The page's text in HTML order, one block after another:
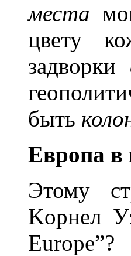
места
цвету
задворки
быть
Eвропа
Этому
Kорнел